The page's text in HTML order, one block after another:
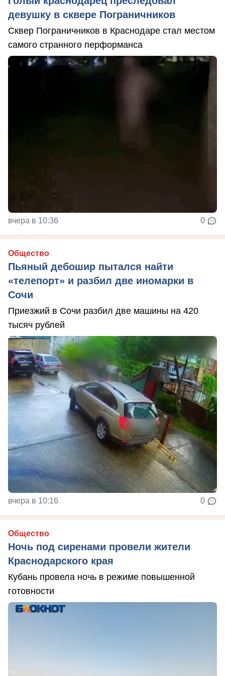
девушку в сквере Пограничников
Сквер Пограничников в Краснодаре стал местом
самого странного перформанса
вчера в 10:36 0
Общество
Пьяный дебошир пытался найти
«телепорт» и разбил две иномарки в
Сочи
Приезжий в Сочи разбил две машины на 420
тысяч рублей
вчера в 10:16 0
Общество
Ночь под сиренами провели жители
Краснодарского края
Кубань провела ночь в режиме повышенной
готовности